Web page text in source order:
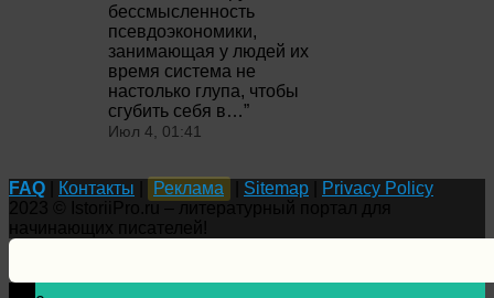
бессмысленность
псевдоэкономики,
занимающая у людей их
время система не
настолько глупа, чтобы
сгубить себя в…”
Июл 4, 01:41
FAQ Контакты Реклама Sitemap
Privacy Policy